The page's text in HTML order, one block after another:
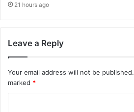
21 hours ago
Leave a Reply
Your email address will not be published.
marked *